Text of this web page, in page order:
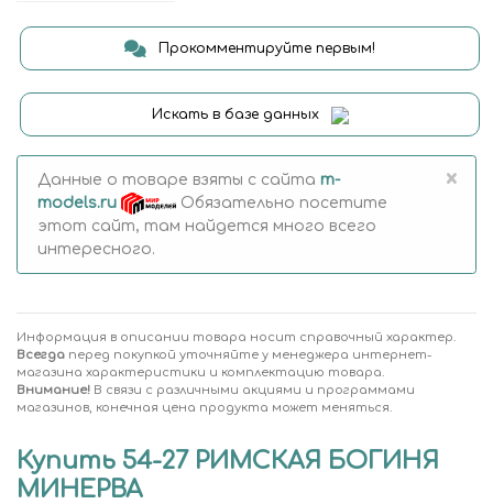
Прокомментируйте первым!
Искать в базе данных
Данные о товаре взяты с сайта m-
models.ru
Обязательно посетите
этот сайт, там найдется много всего
интересного.
×
Информация в описании товара носит справочный характер.
Всегда перед покупкой уточняйте у менеджера интернет-
магазина характеристики и комплектацию товара.
Внимание! В связи с различными акциями и программами
магазинов, конечная цена продукта может меняться.
Купить 54-27 РИМСКАЯ БОГИНЯ
МИНЕРВА